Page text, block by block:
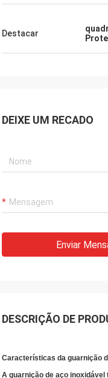
Destacar
DEIXE UM RECADO
Enviar
DESCRIÇÃO DE
Características da guarnição
A guarnição de aço